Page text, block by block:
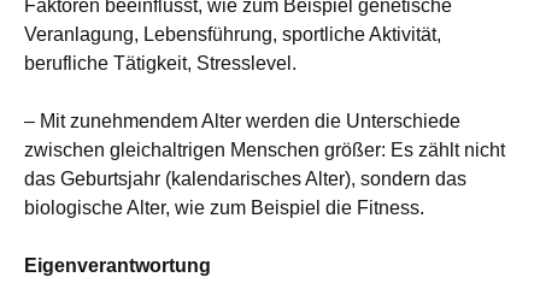
Faktoren beeinflusst, wie zum Beispiel genetische
Veranlagung, Lebensführung, sportliche Aktivität,
berufliche Tätigkeit, Stresslevel.
– Mit zunehmendem Alter werden die Unterschiede
zwischen gleichaltrigen Menschen größer: Es zählt nicht
das Geburtsjahr (kalendarisches Alter), sondern das
biologische Alter, wie zum Beispiel die Fitness.
Eigenverantwortung